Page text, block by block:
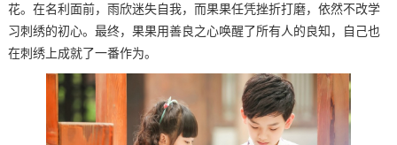
花。在名利面前，雨欣迷失自我，而果果任凭挫折打磨，依然不改学
习刺绣的初心。最终，果果用善良之心唤醒了所有人的良知，自己也
在刺绣上成就了一番作为。